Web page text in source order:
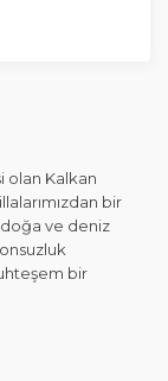
Kalkan
bir
doğa ve deniz
bir